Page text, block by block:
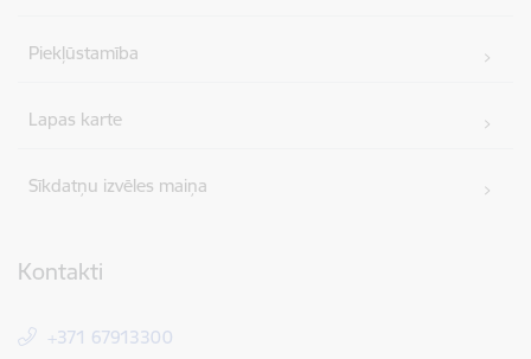
Piekļūstamība
Lapas karte
Sīkdatņu izvēles maiņa
Kontakti
+371 67913300